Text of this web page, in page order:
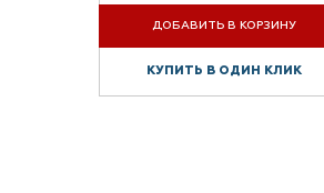
ДОБАВИТЬ В КОРЗИНУ
КУПИТЬ В ОДИН КЛИК